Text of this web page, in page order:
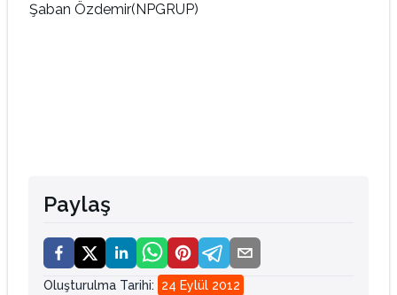
Şaban Özdemir(NPGRUP)
Paylaş
Oluşturulma Tarihi: 24 Eylül 2012